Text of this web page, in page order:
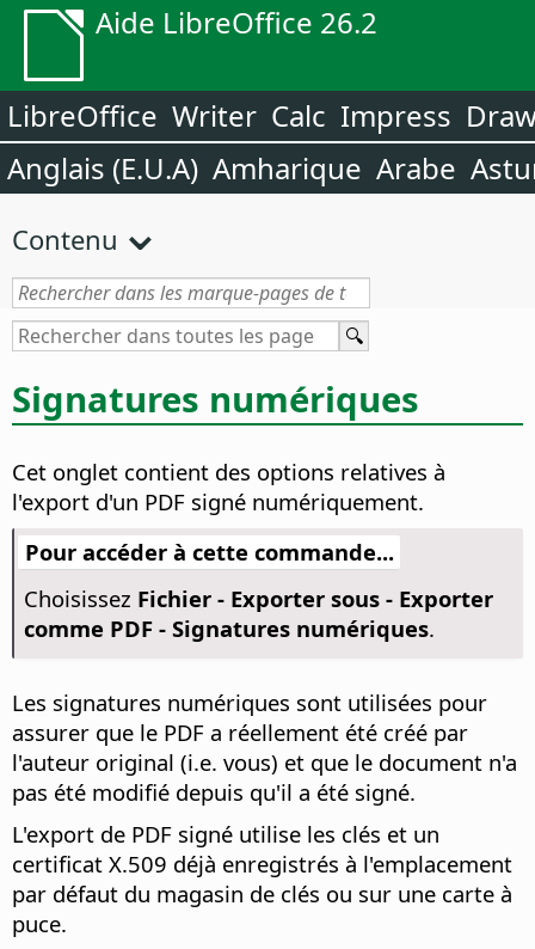
Aide LibreOffice 26.2
LibreOffice Writer Calc Impress
Anglais (E.U.A) Amharique Arabe
Contenu
Signatures numériques
Cet onglet contient des options relatives à
l'export d'un PDF signé numériquement.
Pour accéder à cette commande...
Choisissez Fichier - Exporter sous - Exporter
comme PDF - Signatures numériques.
Les signatures numériques sont utilisées pour
assurer que le PDF a réellement été créé par
l'auteur original (i.e. vous) et que le document n'a
pas été modifié depuis qu'il a été signé.
L'export de PDF signé utilise les clés et un
certificat X.509 déjà enregistrés à l'emplacement
par défaut du magasin de clés ou sur une carte à
puce.